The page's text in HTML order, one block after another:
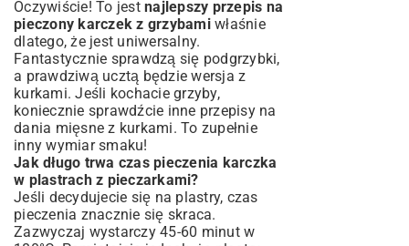
Oczywiście! To jest najlepszy przepis na
pieczony karczek z grzybamiwłaśnie
dlatego, że jest uniwersalny.
Fantastycznie sprawdzą się podgrzybki,
a prawdziwą ucztą będzie wersja z
kurkami. Jeśli kochacie grzyby,
koniecznie sprawdźcie inne przepisy na
dania mięsne z kurkami. To zupełnie
inny wymiar smaku!
Jak długo trwa czas pieczenia karczka
w plastrach z pieczarkami?
Jeśli decydujecie się na plastry, czas
pieczenia znacznie się skraca.
Zazwyczaj wystarczy 45-60 minut w